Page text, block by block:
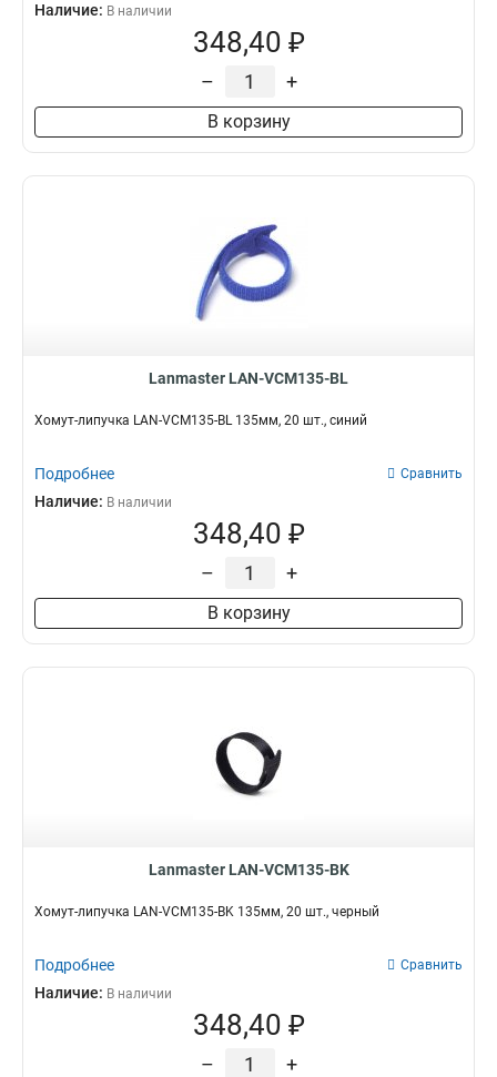
Наличие: В наличии
348,40 ₽
– +
В корзину
Lanmaster LAN-VCM135-BL
Хомут-липучка LAN-VCM135-BL 135мм, 20 шт., синий
Подробнее Сравнить
Наличие: В наличии
348,40 ₽
– +
В корзину
Lanmaster LAN-VCM135-BK
Хомут-липучка LAN-VCM135-BK 135мм, 20 шт., черный
Подробнее Сравнить
Наличие: В наличии
348,40 ₽
– +